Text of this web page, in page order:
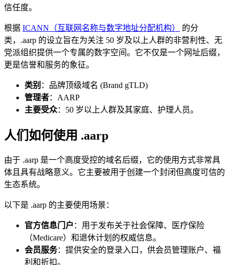
信任度。
根据 ICANN（互联网名称与数字地址分配机构）
的分
类，.aarp 的设立旨在为关注 50 岁及以上人群的非营利性、无
党派组织提供一个专属的数字空间。它不仅是一个网址后缀，
更是信誉和服务的象征。
类别 ：品牌顶级域名 (Brand gTLD)
管理者：AARP
主要受众：50 岁以上人群及其家庭、护理人员。
人们如何使用 .aarp
由于 .aarp 是一个高度受控的域名后缀，它的使用方式非常具
体且具有战略意义。它主要被用于创建一个封闭但高度可信的
生态系统。
以下是 .aarp 的主要使用场景：
官方信息门户 ：用于发布关于社会保障、医疗保险
（Medicare）和退休计划的权威信息。
会员服务：提供安全的登录入口，供会员管理账户、福
利和折扣。